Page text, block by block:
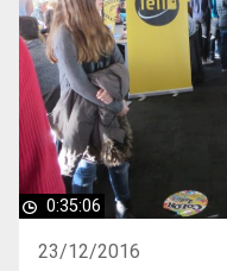
0:35:06
23/12/2016